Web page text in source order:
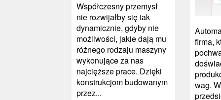
Współczesny przemysł
nie rozwijałby się tak
dynamicznie, gdyby nie
możliwości, jakie dają mu
różnego rodzaju maszyny
wykonujące za nas
najcięższe prace. Dzięki
konstrukcjom budowanym
przez...
firma,
wag.